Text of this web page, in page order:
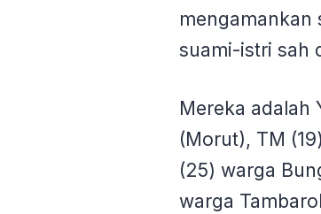
mengamankan
suami-istri sah
Mereka adalah
(Morut), TM
(25) warga
warga